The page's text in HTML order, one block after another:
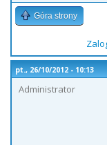
Góra strony
pt., 26/10/2012 - 10:13
Administrator